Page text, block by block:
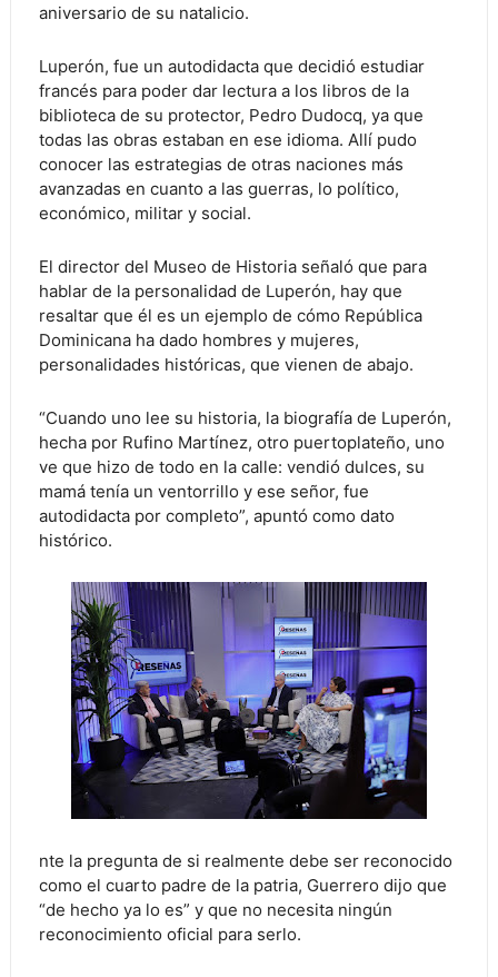
aniversario de su natalicio.
Luperón, fue un autodidacta que decidió estudiar
francés para poder dar lectura a los libros de la
biblioteca de su protector, Pedro Dudocq, ya que
todas las obras estaban en ese idioma. Allí pudo
conocer las estrategias de otras naciones más
avanzadas en cuanto a las guerras, lo político,
económico, militar y social.
El director del Museo de Historia señaló que para
hablar de la personalidad de Luperón, hay que
resaltar que él es un ejemplo de cómo República
Dominicana ha dado hombres y mujeres,
personalidades históricas, que vienen de abajo.
“Cuando uno lee su historia, la biografía de Luperón,
hecha por Rufino Martínez, otro puertoplateño, uno
ve que hizo de todo en la calle: vendió dulces, su
mamá tenía un ventorrillo y ese señor, fue
autodidacta por completo”, apuntó como dato
histórico.
nte la pregunta de si realmente debe ser reconocido
como el cuarto padre de la patria, Guerrero dijo que
“de hecho ya lo es” y que no necesita ningún
reconocimiento oficial para serlo.